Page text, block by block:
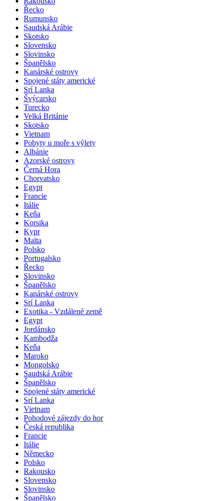
Řecko
Rumunsko
Saudská Arábie
Skotsko
Slovensko
Slovinsko
Španělsko
Kanárské ostrovy
Spojené státy americké
Srí Lanka
Švýcarsko
Turecko
Velká Británie
Skotsko
Vietnam
Pobyty u moře s výlety
Albánie
Azorské ostrovy
Černá Hora
Chorvatsko
Egypt
Francie
Itálie
Keňa
Korsika
Kypr
Malta
Polsko
Portugalsko
Řecko
Slovinsko
Španělsko
Kanárské ostrovy
Srí Lanka
Exotika - Vzdálené země
Egypt
Jordánsko
Kambodža
Keňa
Maroko
Mongolsko
Saudská Arábie
Španělsko
Spojené státy americké
Srí Lanka
Vietnam
Pohodové zájezdy do hor
Česká republika
Francie
Itálie
Německo
Polsko
Rakousko
Slovensko
Slovinsko
Španělsko